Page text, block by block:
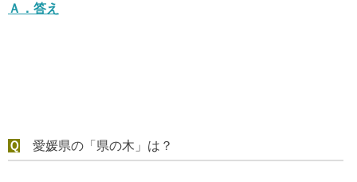
Ａ． 答え
Ｑ 愛媛県の「県の木」は？